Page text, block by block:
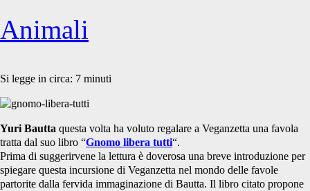
Etica
edizioni</span>
Animali
Si legge in circa: 7 minuti
Yuri Bautta questa volta ha voluto regalare a Veganzetta una favola
tratta dal suo libro “Gnomo libera tutti“.
Prima di suggerirvene la lettura è doverosa una breve introduzione per
spiegare questa incursione di Veganzetta nel mondo delle favole
partorite dalla fervida immaginazione di Bautta. Il libro citato propone